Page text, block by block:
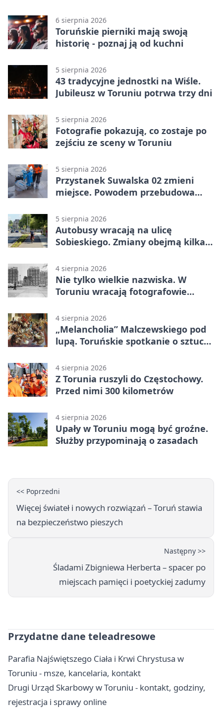
6 sierpnia 2026
Toruńskie pierniki mają swoją
historię - poznaj ją od kuchni
5 sierpnia 2026
43 tradycyjne jednostki na Wiśle.
Jubileusz w Toruniu potrwa trzy dni
5 sierpnia 2026
Fotografie pokazują, co zostaje po
zejściu ze sceny w Toruniu
5 sierpnia 2026
Przystanek Suwalska 02 zmieni
miejsce. Powodem przebudowa
5 sierpnia 2026
Autobusy wracają na ulicę
Sobieskiego. Zmiany obejmą kilka
4 sierpnia 2026
Nie tylko wielkie nazwiska. W
Toruniu wracają fotografowie
4 sierpnia 2026
„Melancholia” Malczewskiego pod
lupą. Toruńskie spotkanie o sztuce i
4 sierpnia 2026
Z Torunia ruszyli do Częstochowy.
Przed nimi 300 kilometrów
4 sierpnia 2026
Upały w Toruniu mogą być groźne.
Służby przypominają o zasadach
<< Poprzedni
Więcej świateł i nowych rozwiązań – Toruń stawia
na bezpieczeństwo pieszych
Następny >>
Śladami Zbigniewa Herberta – spacer po
miejscach pamięci i poetyckiej zadumy
Przydatne dane teleadresowe
Parafia Najświętszego Ciała i Krwi Chrystusa w
Toruniu - msze, kancelaria, kontakt
Drugi Urząd Skarbowy w Toruniu - kontakt, godziny,
rejestracja i sprawy online